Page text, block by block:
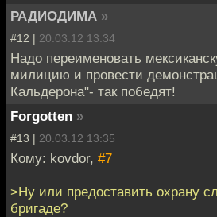
РАДИОДИМА »
#12 | 20.03.12 13:34
Надо переименовать
милицию и провести
Кальдерона"- так победят!
Forgotten »
#13 | 20.03.12 13:35
Кому: kovdor, #7
>Ну или предоставить охрану
бригаде?